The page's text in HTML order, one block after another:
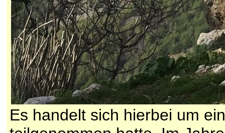
Es handelt sich hierbei um